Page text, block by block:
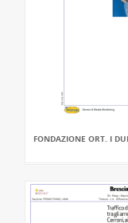
FONDAZIONE ORT. I